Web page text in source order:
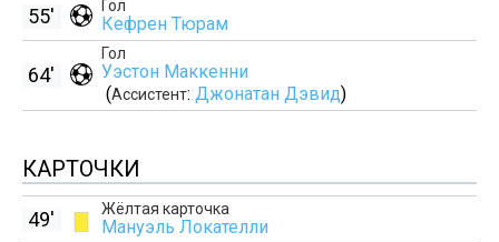
Гол
Кефрен Тюрам
55'
Гол
Уэстон Маккенни
(Ассистент: Джонатан Дэвид)
64'
КАРТОЧКИ
Жёлтая карточка
Мануэль Локателли
49'